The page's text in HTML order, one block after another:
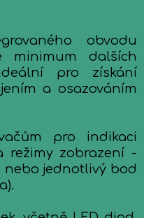
obvodu
minimum dalších
pro získání
a osazováním
pro indikaci
režimy zobrazení -
nebo jednotlivý bod